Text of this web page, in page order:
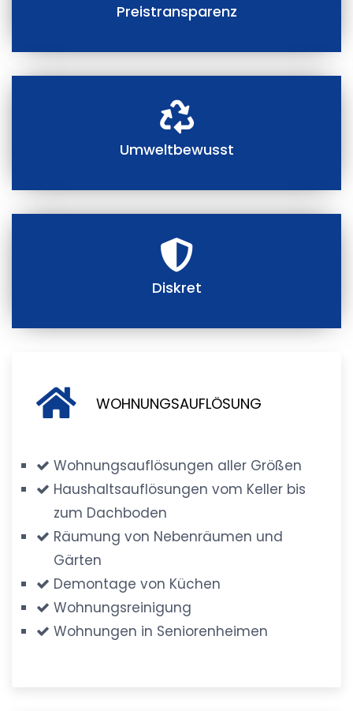
Preistransparenz
Umweltbewusst
Diskret
WOHNUNGSAUFLÖSUNG
Wohnungsauflösungen aller Größen
Haushaltsauflösungen vom Keller bis
zum Dachboden
Räumung von Nebenräumen und
Gärten
Demontage von Küchen
Wohnungsreinigung
Wohnungen in Seniorenheimen